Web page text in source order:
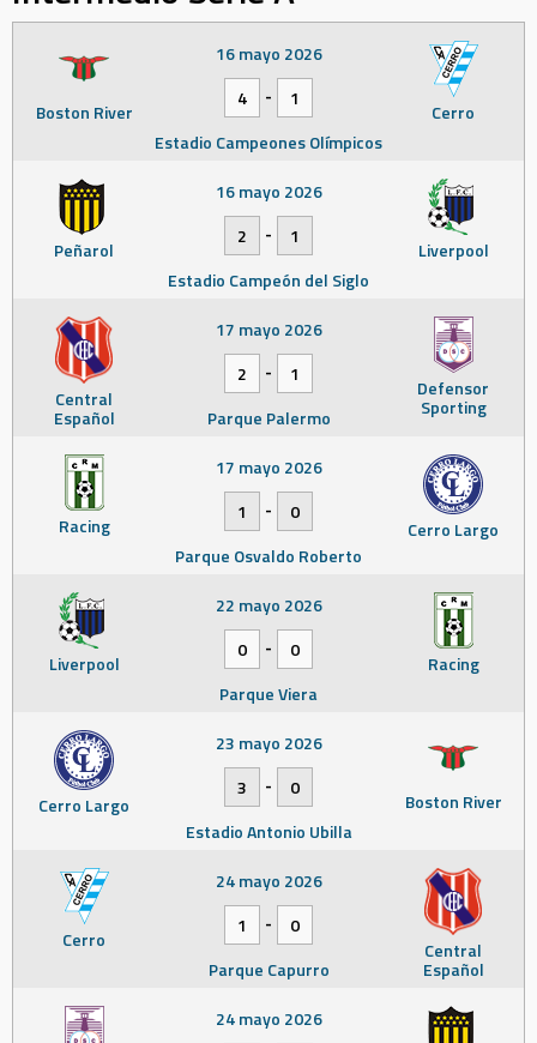
Boston River Cerro
16 mayo 2026
4
-
1
Estadio Campeones Olímpicos
Peñarol Liverpool
16 mayo 2026
2
-
1
Estadio Campeón del Siglo
Central
Español
Defensor
Sporting
17 mayo 2026
2
-
1
Parque Palermo
Racing Cerro Largo
17 mayo 2026
1
-
0
Parque Osvaldo Roberto
Liverpool Racing
22 mayo 2026
0
-
0
Parque Viera
Cerro Largo Boston River
23 mayo 2026
3
-
0
Estadio Antonio Ubilla
Cerro Central
Español
24 mayo 2026
1
-
0
Parque Capurro
24 mayo 2026